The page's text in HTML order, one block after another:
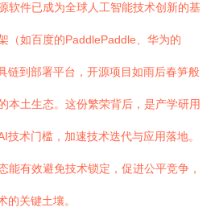
软件已成为全球人工智能技术创新的基
（如百度的PaddlePaddle、华为的
链到部署平台，开源项目如雨后春笋般
本土生态。这份繁荣背后，是产学研用
技术门槛，加速技术迭代与应用落地。
能有效避免技术锁定，促进公平竞争，
的关键土壤。